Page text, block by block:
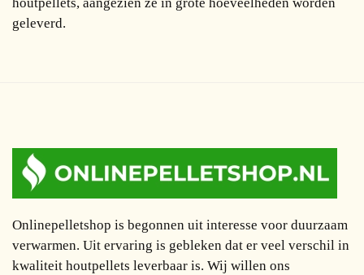
houtpellets, aangezien ze in grote hoeveelheden worden
geleverd.
Onlinepelletshop is begonnen uit interesse voor duurzaam
verwarmen. Uit ervaring is gebleken dat er veel verschil in
kwaliteit houtpellets leverbaar is. Wij willen ons